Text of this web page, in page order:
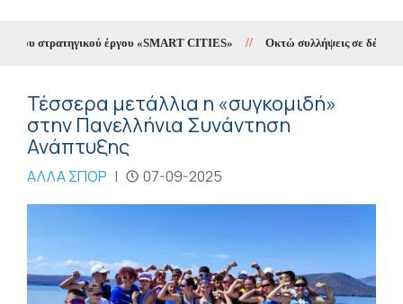
στρατηγικού έργου «SMART CITIES» // Οκτώ συλλήψεις σε δέκα
Τέσσερα μετάλλια η «συγκομιδή»
στην Πανελλήνια Συνάντηση
Ανάπτυξης
ΑΛΛΑ ΣΠΟΡ | 07-09-2025